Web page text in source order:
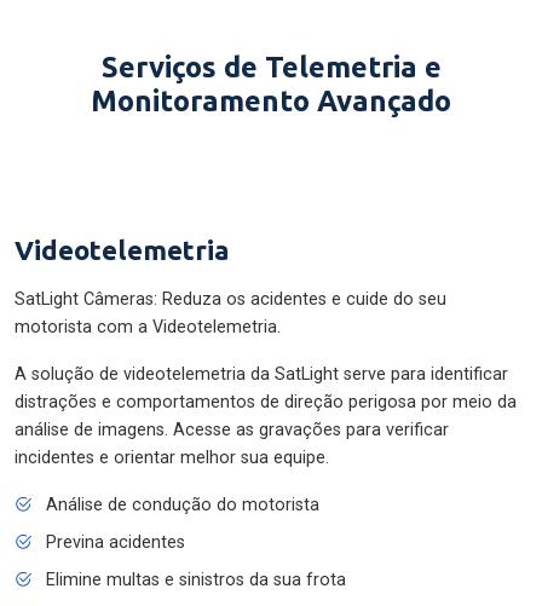
Serviços de Telemetria e
Monitoramento Avançado
Videotelemetria
SatLight Câmeras: Reduza os acidentes e cuide do seu
motorista com a Videotelemetria.
A solução de videotelemetria da SatLight serve para identificar
distrações e comportamentos de direção perigosa por meio da
análise de imagens. Acesse as gravações para verificar
incidentes e orientar melhor sua equipe.
Análise de condução do motorista
Previna acidentes
Elimine multas e sinistros da sua frota